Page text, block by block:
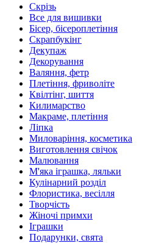
Скрізь
Все для вишивки
Бісер, бісероплетіння
Скрапбукінг
Декупаж
Декорування
Валяння, фетр
Плетіння, фриволіте
Квілтінг, шиття
Килимарство
Макраме, плетіння
Ліпка
Миловаріння, косметика
Виготовлення свічок
Малювання
М'яка іграшка, ляльки
Кулінарний розділ
Флористика, весілля
Творчість
Жіночі примхи
Іграшки
Подарунки, свята